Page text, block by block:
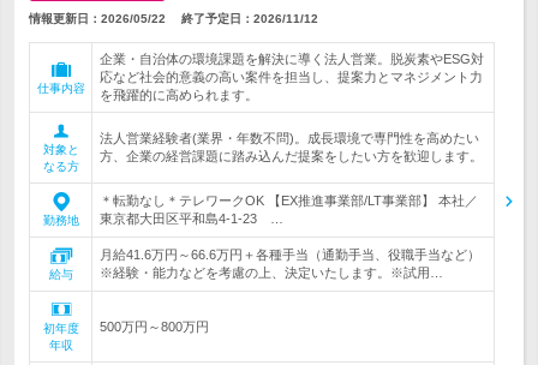
情報更新日：2026/05/22 終了予定日： 2026/11/12
仕事内容
企業・自治体の環境課題を解決に導く法人営業。脱炭素やESG対
応など社会的意義の高い案件を担当し、提案力とマネジメント力
を飛躍的に高められます。
対象と
なる方
法人営業経験者(業界・年数不問)。成長環境で専門性を高めたい
方、企業の経営課題に踏み込んだ提案をしたい方を歓迎します。
勤務地
＊転勤なし＊テレワークOK 【EX推進事業部/LT事業部】 本社／
東京都大田区平和島4-1-23 …
給与
月給41.6万円～66.6万円＋各種手当（通勤手当、役職手当など）
※経験・能力などを考慮の上、決定いたします。※試用…
初年度
年収
500万円～800万円